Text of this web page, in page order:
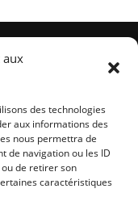
aux
des technologies
aux informations des
nous permettra de
de navigation ou les ID
de retirer son
caractéristiques
3D
NOTRE